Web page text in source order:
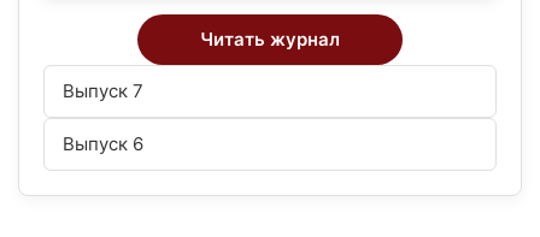
Читать журнал
Выпуск 7
Выпуск 6